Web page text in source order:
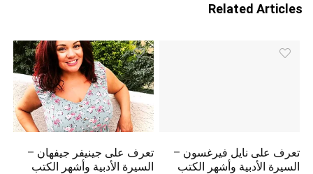
Related Articles
تعرف على نايل فيرغسون –
السيرة الأدبية وأشهر الكتب
تعرف على جينيفر جيفهان –
السيرة الأدبية وأشهر الكتب